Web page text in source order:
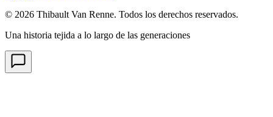
© 2026 Thibault Van Renne. Todos los derechos reservados.
Una historia tejida a lo largo de las generaciones